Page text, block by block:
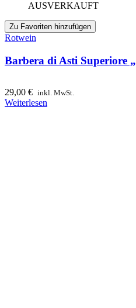
AUSVERKAUFT
Zu Favoriten hinzufügen
Rotwein
Barbera di Asti Superiore
29,00 € inkl. MwSt.
Weiterlesen